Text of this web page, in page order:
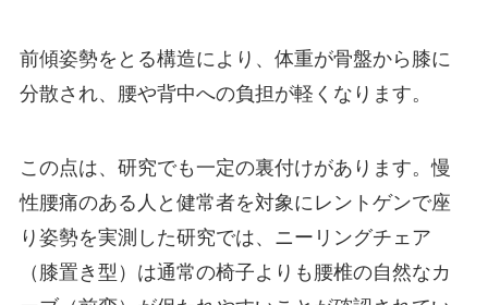
前傾姿勢をとる構造により、体重が骨盤から膝に
分散され、腰や背中への負担が軽くなります。
この点は、研究でも一定の裏付けがあります。慢
性腰痛のある人と健常者を対象にレントゲンで座
り姿勢を実測した研究では、ニーリングチェア
（膝置き型）は通常の椅子よりも腰椎の自然なカ